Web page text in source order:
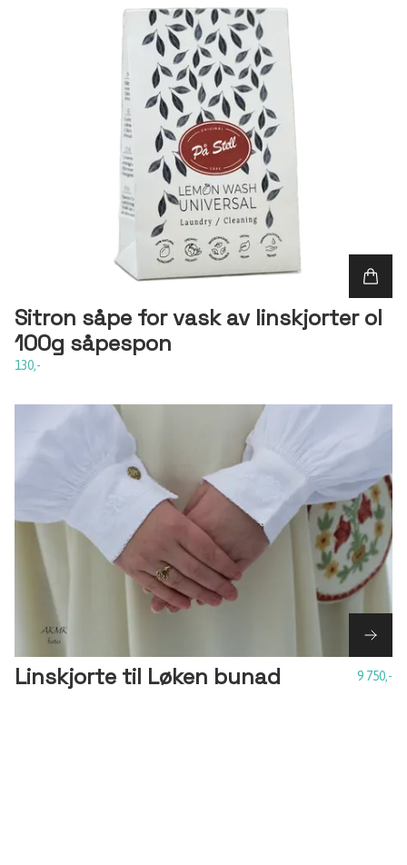
Sitron såpe for vask av linskjorter ol
100g såpespon
130,-
Linskjorte til Løken bunad 9 750,-